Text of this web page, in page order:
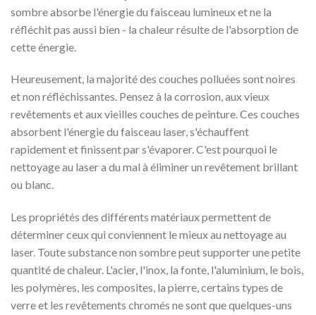
sombre absorbe l'énergie du faisceau lumineux et ne la
réfléchit pas aussi bien - la chaleur résulte de l'absorption de
cette énergie.
Heureusement, la majorité des couches polluées sont noires
et non réfléchissantes. Pensez à la corrosion, aux vieux
revêtements et aux vieilles couches de peinture. Ces couches
absorbent l'énergie du faisceau laser, s'échauffent
rapidement et finissent par s'évaporer. C'est pourquoi le
nettoyage au laser a du mal à éliminer un revêtement brillant
ou blanc.
Les propriétés des différents matériaux permettent de
déterminer ceux qui conviennent le mieux au nettoyage au
laser. Toute substance non sombre peut supporter une petite
quantité de chaleur. L'acier, l'inox, la fonte, l'aluminium, le bois,
les polymères, les composites, la pierre, certains types de
verre et les revêtements chromés ne sont que quelques-uns